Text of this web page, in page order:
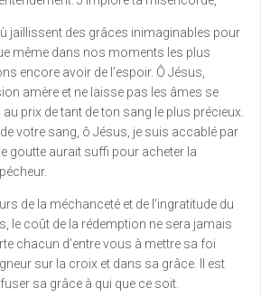
jaillissent des grâces inimaginables pour
même dans nos moments les plus
encore avoir de l’espoir. Ô Jésus,
amère et ne laisse pas les âmes se
prix de tant de ton sang le plus précieux.
votre sang, ô Jésus, je suis accablé par
goutte aurait suffi pour acheter la
de la méchanceté et de l’ingratitude du
le coût de la rédemption ne sera jamais
chacun d’entre vous à mettre sa foi
sur la croix et dans sa grâce. Il est
sa grâce à qui que ce soit.